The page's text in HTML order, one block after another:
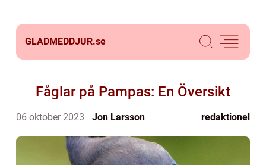
GLADMEDDJUR.se
Fåglar på Pampas: En Översikt
06 oktober 2023 Jon Larsson redaktionel